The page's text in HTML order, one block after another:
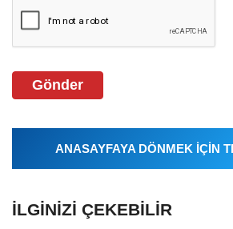
Gönder
ANASAYFAYA DÖNMEK İÇİN
İLGINIZI ÇEKEBILIR